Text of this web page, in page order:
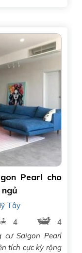
Pearl cho
Tây
4
4
cư Saigon Pearl
tích cực kỳ rộng